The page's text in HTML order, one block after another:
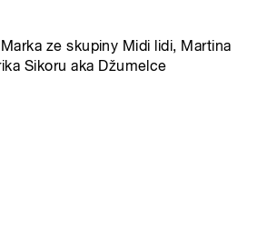
ze skupiny Midi lidi, Martina
Sikoru aka Džumelce